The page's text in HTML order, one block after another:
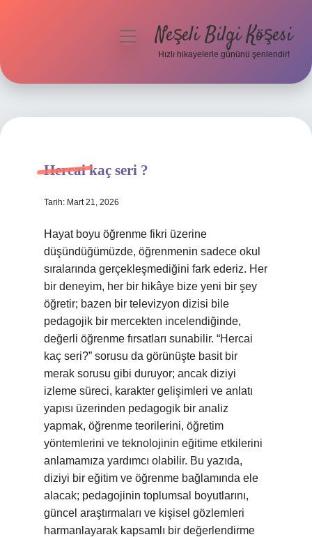
Hakkımızda
menüyüNeşeli Bilgi Köşesi
Hızlı hikayelerle gününü şenlendir!
Hercai kaç seri ?
Tarih: Mart 21, 2026
Hayat boyu öğrenme fikri üzerine
düşündüğümüzde, öğrenmenin sadece okul
sıralarında gerçekleşmediğini fark ederiz. Her
bir deneyim, her bir hikâye bize yeni bir şey
öğretir; bazen bir televizyon dizisi bile
pedagojik bir mercekten incelendiğinde,
değerli öğrenme fırsatları sunabilir. “Hercai
kaç seri?” sorusu da görünüşte basit bir
merak sorusu gibi duruyor; ancak diziyi
izleme süreci, karakter gelişimleri ve anlatı
yapısı üzerinden pedagogik bir analiz
yapmak, öğrenme teorilerini, öğretim
yöntemlerini ve teknolojinin eğitime etkilerini
anlamamıza yardımcı olabilir. Bu yazıda,
diziyi bir eğitim ve öğrenme bağlamında ele
alacak; pedagojinin toplumsal boyutlarını,
güncel araştırmaları ve kişisel gözlemleri
harmanlayarak kapsamlı bir değerlendirme